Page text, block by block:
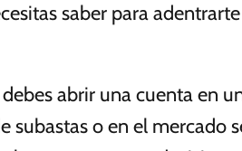
saber para
abrir una cuenta en
subastas o en el mercado